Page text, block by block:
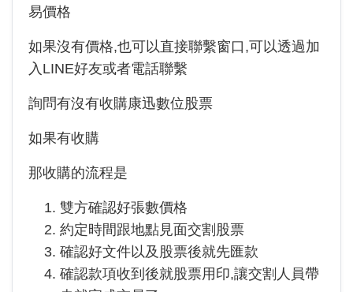
易價格
如果沒有價格,也可以直接聯繫窗口,可以透過加
入LINE好友或者電話聯繫
詢問有沒有收購康迅數位股票
如果有收購
那收購的流程是
雙方確認好張數價格
約定時間跟地點見面交割股票
確認好文件以及股票後就先匯款
確認款項收到後就股票用印,讓交割人員帶